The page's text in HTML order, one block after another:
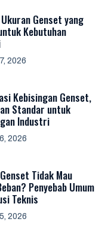
Genset yang
Kebutuhan
2026
Kebisingan Genset,
Standar untuk
Industri
2026
Tidak Mau
Penyebab Umum
Teknis
2026